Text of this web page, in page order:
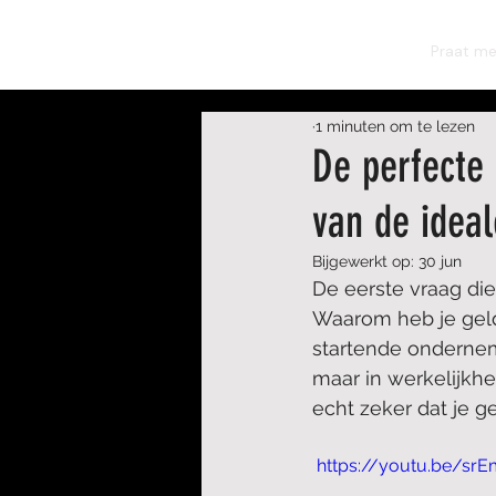
Praat
De
van de
1 minuten om te lezen
Bijgewerkt op: 30 jun
De eerste vraag
Waarom heb je
startende
maar in
echt zeker dat je
https://youtu.be/